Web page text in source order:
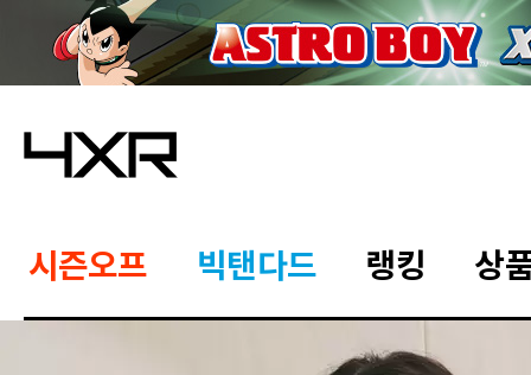
시즌오프 빅탠다드 랭킹 상